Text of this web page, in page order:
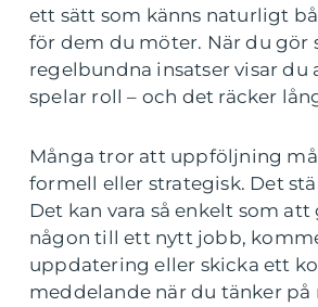
ett sätt som känns naturligt
för dem du möter. När du gör
regelbundna insatser visar du
spelar roll – och det räcker
Många tror att uppföljning
formell eller strategisk. Det
Det kan vara så enkelt som att
någon till ett nytt jobb,
uppdatering eller skicka ett
meddelande när du tänker på